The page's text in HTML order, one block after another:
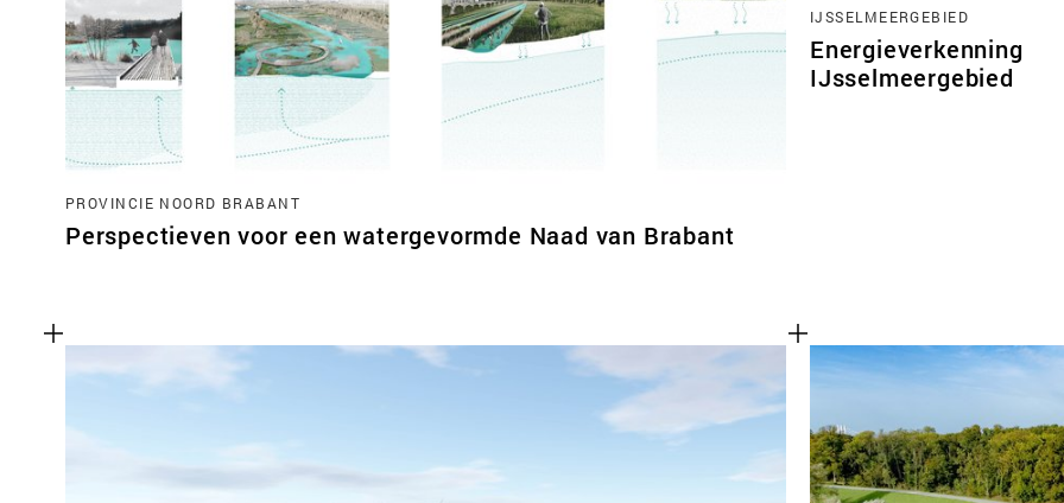
PROVINCIE NOORD BRABANT
Perspectieven voor een watergevormde Naad van Brabant
IJSSELMEERGEBIED
Energieverkenning
IJsselmeergebied